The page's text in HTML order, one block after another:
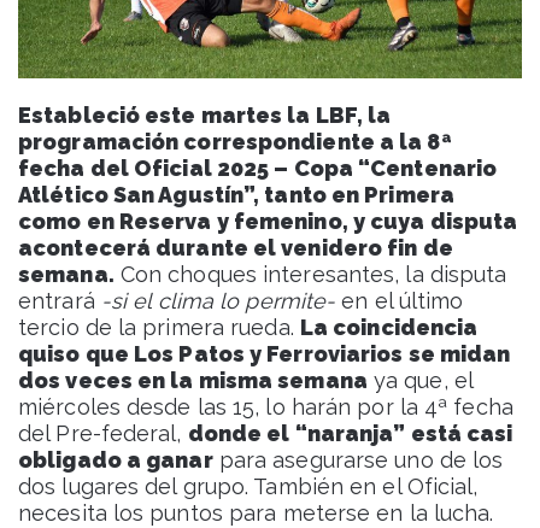
Estableció este martes la LBF, la
programación correspondiente a la 8ª
fecha del Oficial 2025 – Copa “Centenario
Atlético San Agustín”, tanto en Primera
como en Reserva y femenino, y cuya disputa
acontecerá durante el venidero fin de
semana. Con choques interesantes, la disputa
entrará -si el clima lo permite- en el último
tercio de la primera rueda. La coincidencia
quiso que Los Patos y Ferroviarios se midan
dos veces en la misma semana ya que, el
miércoles desde las 15, lo harán por la 4ª fecha
del Pre-federal, donde el “naranja” está casi
obligado a ganarpara asegurarse uno de los
dos lugares del grupo. También en el Oficial,
necesita los puntos para meterse en la lucha.